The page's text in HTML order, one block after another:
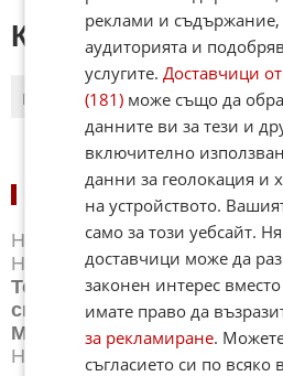
КОМЕНТАРИ КЪМ
ПОСЛЕДНИ ПЪРВИ
НОВИНИ ПО СПОРТОВЕ:
Новини Бг футбол ,
Новини
Баскетбол ,Новини
Тенис
,Новини Бойни
спортове , Новини Лека
Моторни спортове ,
Новини
Зимни спортове
реклами и съдържание,
аудиторията и
услугите.Доставчици
(181) може също да
данните ви за тези и
включително
данни за геолокация и
на устройството.
само за този уебсайт.
доставчици може да
законен интерес
имате право да
за рекламиране.
съгласието си по всяко